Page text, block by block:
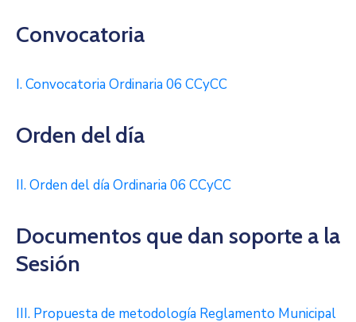
Convocatoria
I. Convocatoria Ordinaria 06 CCyCC
Orden del día
II. Orden del día Ordinaria 06 CCyCC
Documentos que dan soporte a la
Sesión
III. Propuesta de metodología Reglamento Municipal